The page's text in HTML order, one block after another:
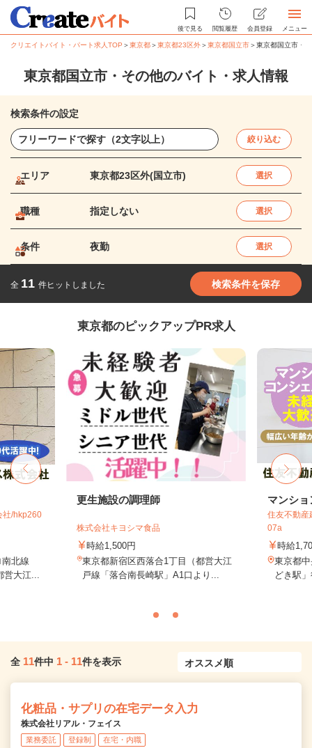
後で見る 閲覧履歴 会員登録 メニュー
クリエイトバイト・パート求人TOP ＞東京都＞東京都23区外＞東京都国立市＞東京都国立市・
東京都国立市・その他のバイト・求人情報
検索条件の設定
絞り込む
エリア 東京都23区外(国立市) 選択
職種 指定しない 選択
条件 夜勤 選択
全 11 件ヒットしました 検索条件を保存
東京都のピックアップPR求人
社/hkp260
北線
大江...
更生施設の調理師
株式会社キヨシマ食品
時給1,500円
東京都新宿区西落合1丁目（都営大江
戸線「落合南長崎駅」A1口より...
マンシ
住友不動産
07a
時給
東京都
どき駅
全 11件中 1 - 11件を表示
化粧品・サプリの在宅データ入力
株式会社リアル・フェイス
業務委託 登録制 在宅・内職